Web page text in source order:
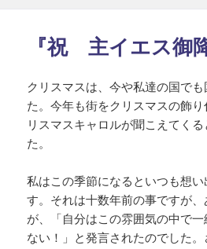
『祝 主イエス御
クリスマスは、今や私達の国で
た。今年も街をクリスマスの飾
リスマスキャロルが聞こえてく
た。
私はこの季節になるといつも想
す。それは十数年前の事ですが
が、「自分はこの雰囲気の中で
ない！」と発言されたのでした